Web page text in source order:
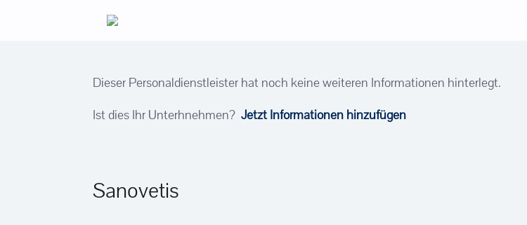
Dieser Personaldienstleister hat noch keine weiteren Informationen hinterlegt.
Ist dies Ihr Unterhnehmen? Jetzt Informationen hinzufügen
Sanovetis